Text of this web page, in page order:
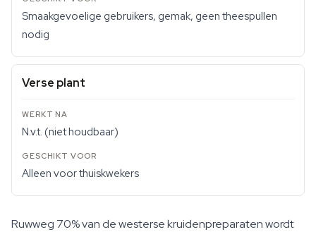
Smaakgevoelige gebruikers, gemak, geen theespullen
nodig
Verse plant
N.v.t. (niet houdbaar)
Alleen voor thuiskwekers
Ruwweg 70% van de westerse kruidenpreparaten wordt